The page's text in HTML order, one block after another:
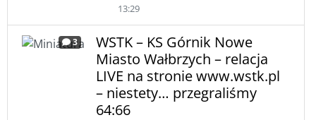
13:29
3
WSTK – KS Górnik Nowe
Miasto Wałbrzych – relacja
LIVE na stronie www.wstk.pl
– niestety… przegraliśmy
64:66